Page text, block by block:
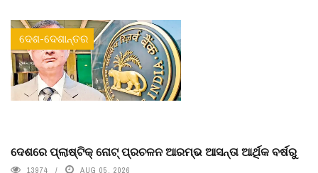
ଦେଶ-ଦେଶାନ୍ତର
ଦେଶରେ ପ୍ଲାଷ୍ଟିକ୍ ନୋଟ୍‌ ପ୍ରଚଳନ ଆରମ୍ଭ ଆସନ୍ତା ଆର୍ଥିକ ବର୍ଷରୁ
13974 AUG 05, 2026